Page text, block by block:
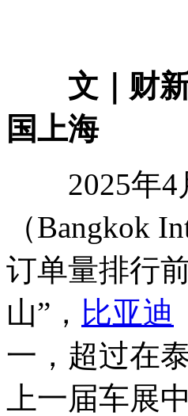
文｜财
国上海
2025年4
（Bangkok
订单量排行
山”， 比亚迪
一，超过在
上一届车展